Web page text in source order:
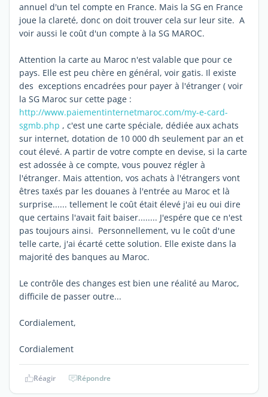
annuel d'un tel compte en France. Mais la SG en France
joue la clareté, donc on doit trouver cela sur leur site. A
voir aussi le coût d'un compte à la SG MAROC.
Attention la carte au Maroc n'est valable que pour ce
pays. Elle est peu chère en général, voir gatis. Il existe
des exceptions encadrées pour payer à l'étranger ( voir
la SG Maroc sur cette page :
http://www.paiementinternetmaroc.com/my-e-card-
sgmb.php , c'est une carte spéciale, dédiée aux achats
sur internet, dotation de 10 000 dh seulement par an et
cout élevé. A partir de votre compte en devise, si la carte
est adossée à ce compte, vous pouvez régler à
l'étranger. Mais attention, vos achats à l'étrangers vont
êtres taxés par les douanes à l'entrée au Maroc et là
surprise...... tellement le coût était élevé j'ai eu oui dire
que certains l'avait fait baiser........ J'espére que ce n'est
pas toujours ainsi. Personnellement, vu le coût d'une
telle carte, j'ai écarté cette solution. Elle existe dans la
majorité des banques au Maroc.
Le contrôle des changes est bien une réalité au Maroc,
difficile de passer outre...
Cordialement,
Cordialement
Réagir Répondre